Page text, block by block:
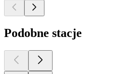
Podobne stacje